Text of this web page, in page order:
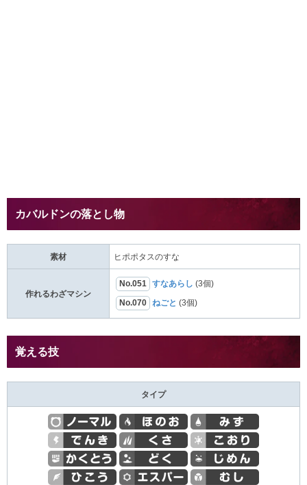
カバルドンの落とし物
素材 ヒポポタスのすな
作れるわざマシン
No.051 すなあらし (3個)
No.070 ねごと (3個)
覚える技
タイプ